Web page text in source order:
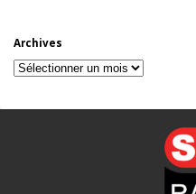
Archives
Archives